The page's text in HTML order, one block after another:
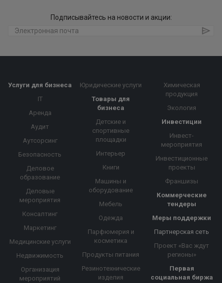
Подписывайтесь на новости и акции:
Услуги для бизнеса
IT
Аренда
Аудит
Аутсорсинг
Безопасность
Деловое
образование
Деловые
мероприятия
Консалтинг
Маркетинг
Медицинские услуги
Недвижимость
Организация
мероприятий
Юридические услуги
Товары для
бизнеса
Детские и
спортивные
площадки
Интерьер
Книги
Машины и
оборудование
Мебель
Одежда
Парфюмерия и
косметика
Продукты питания
Резинотехнические
изделия
Химическая
продукция
Экология
Инвестиции
Инвест-
мероприятия
Инвестиционные
проекты
Франшизы
Коммерческие
тендеры
Меры поддержки
Партнерская сеть
Проект «Вас ждут
регионы»
Первая
социальная биржа